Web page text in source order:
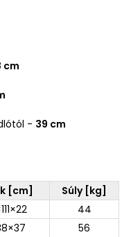
cm
- 39 cm
[cm]
Súly [kg]
44
56